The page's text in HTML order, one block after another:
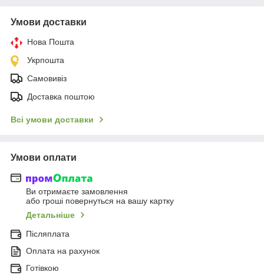
Умови доставки
Нова Пошта
Укрпошта
Самовивіз
Доставка поштою
Всі умови доставки
Умови оплати
Ви отримаєте замовлення
або гроші повернуться на вашу картку
Детальніше
Післяплата
Оплата на рахунок
Готівкою